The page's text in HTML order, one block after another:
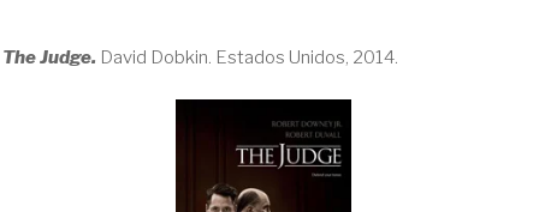
The Judge. David Dobkin. Estados Unidos, 2014.